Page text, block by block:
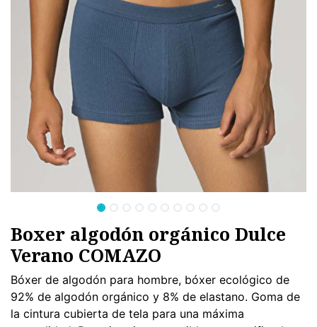
Boxer algodón orgánico Dulce
Verano COMAZO
Bóxer de algodón para hombre, bóxer ecológico de
92% de algodón orgánico y 8% de elastano. Goma de
la cintura cubierta de tela para una máxima